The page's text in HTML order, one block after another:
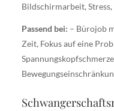
Bildschirmarbeit,
Passend bei: – Bürojob
Zeit, Fokus auf eine